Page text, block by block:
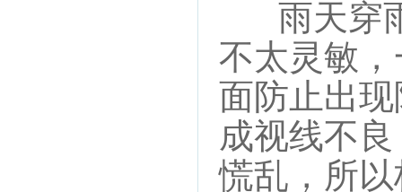
雨天穿雨
不太灵敏
面防止出
成视线不
慌乱，所